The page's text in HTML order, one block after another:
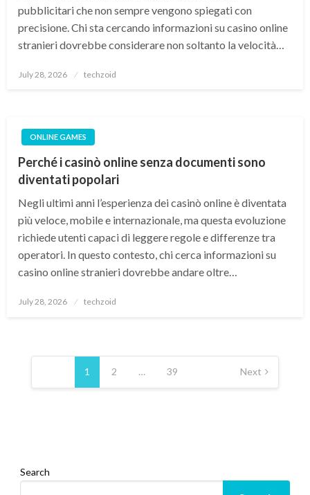
pubblicitari che non sempre vengono spiegati con
precisione. Chi sta cercando informazioni su casino online
stranieri dovrebbe considerare non soltanto la velocità…
Posted
July 28, 2026 techzoid
ONLINE GAMES
Perché i casinò online senza documenti sono
diventati popolari
Negli ultimi anni l’esperienza dei casinò online è diventata
più veloce, mobile e internazionale, ma questa evoluzione
richiede utenti capaci di leggere regole e differenze tra
operatori. In questo contesto, chi cerca informazioni su
casino online stranieri dovrebbe andare oltre…
Posted
July 28, 2026 techzoid
Posts
pagination
1 2 … 39 Next
Search